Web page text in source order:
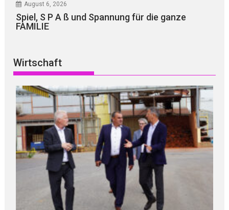
August 6, 2026
Spiel, S P A ß und Spannung für die ganze
FAMILIE
Wirtschaft